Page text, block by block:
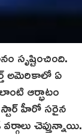
సృష్టించింది.
అమెరికాలో ఏ
ఆర్భాటం
స్టార్ హీరో సరైన
చెప్తున్నాయి.